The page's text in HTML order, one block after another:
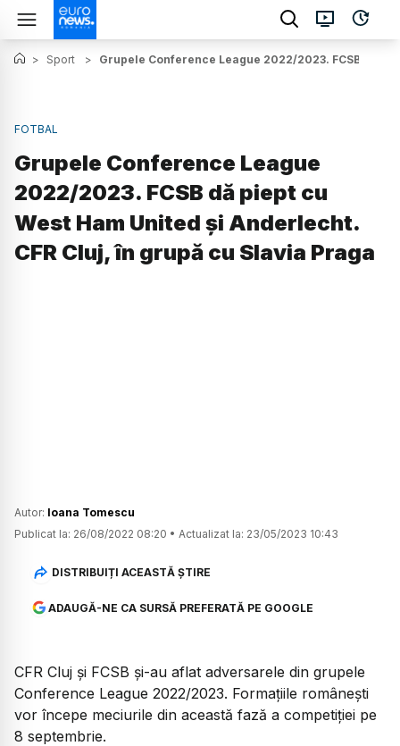
> Sport > Grupele Conference League 2022/2023. FCSB dă
FOTBAL
Grupele Conference League
2022/2023. FCSB dă piept cu
West Ham United și Anderlecht.
CFR Cluj, în grupă cu Slavia Praga
Autor: Ioana Tomescu
Publicat la: 26/08/2022 08:20 • Actualizat la: 23/05/2023 10:43
DISTRIBUIȚI ACEASTĂ ȘTIRE
ADAUGĂ-NE CA SURSĂ PREFERATĂ PE GOOGLE
CFR Cluj și FCSB și-au aflat adversarele din grupele
Conference League 2022/2023. Formațiile românești
vor începe meciurile din această fază a competiției pe
8 septembrie.